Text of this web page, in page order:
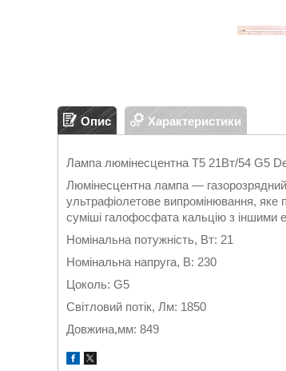
Опис Характеристики
Лампа люмінесцентна T5 21Вт/54 G5
Люмінесцентна лампа —
ультрафіолетове випромінювання,
суміші галофосфата кальцію з іншими
Номінальна потужність, Вт: 21
Номінальна напруга, В: 230
Цоколь: G5
Світловий потік, Лм: 1850
Довжина,мм: 849